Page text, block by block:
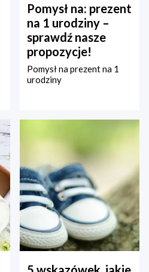
Pomysł na: prezent
na 1 urodziny –
sprawdź nasze
propozycje!
Pomysł na prezent na 1
urodziny